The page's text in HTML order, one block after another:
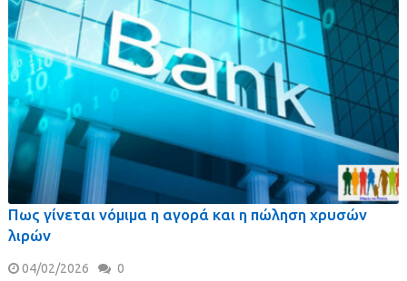
Πως γίνεται νόμιμα η αγορά και η πώληση χρυσών
λιρών
04/02/2026 0